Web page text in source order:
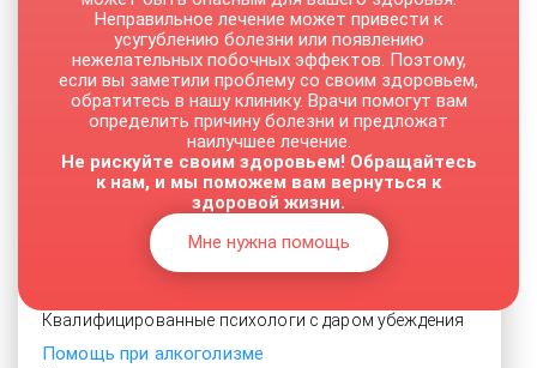
НАРКОЛОГИЧЕСКАЯ ПОМОЩЬ
Кодирование на дому
Анонимный выезд специалиста
Бесплатные консультации
Квалифицированная помощь по телефону
Вытрезвитель
Вытрезвление в тяжелом случае
Квалифицированные психологи с даром убеждения
Помощь при алкоголизме
Неправильное лечение может привести к
усугублению болезни или появлению
нежелательных побочных эффектов. Поэтому,
если вы заметили проблему со своим здоровьем,
обратитесь в нашу клинику. Врачи помогут вам
определить причину болезни и предложат
наилучшее лечение.
Не рискуйте своим здоровьем! Обращайтесь
к нам, и мы поможем вам вернуться к
здоровой жизни.
Мне нужна помощь